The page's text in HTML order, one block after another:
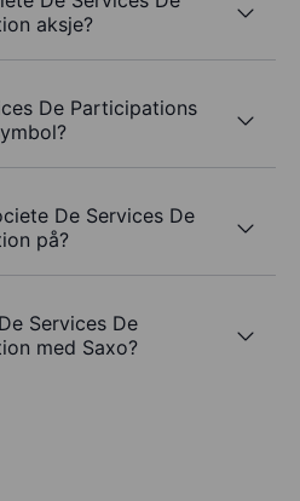
aksje?
De Participations
De Services De
på?
Services De
med Saxo?